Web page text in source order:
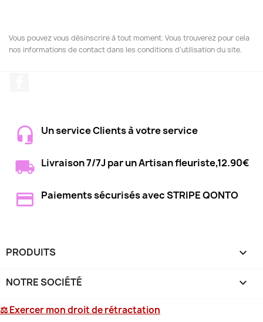
Vous pouvez vous désinscrire à tout moment. Vous trouverez pour cela
nos informations de contact dans les conditions d'utilisation du site.
Un service Clients à votre service
Livraison 7/7J par un Artisan fleuriste,12.90€
Paiements sécurisés avec STRIPE QONTO
PRODUITS 
NOTRE SOCIÉTÉ 
⚖ Exercer mon droit de rétractation